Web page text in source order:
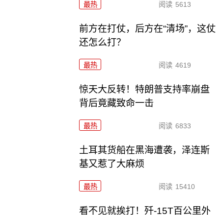
最热 阅读 5613
前方在打仗，后方在“清场”，这仗
还怎么打？
最热 阅读 4619
惊天大反转！特朗普支持率崩盘
背后竟藏致命一击
最热 阅读 6833
土耳其货船在黑海遭袭，泽连斯
基又惹了大麻烦
最热 阅读 15410
看不见就挨打！歼-15T百公里外